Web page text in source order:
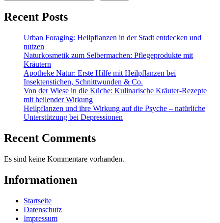
Recent Posts
Urban Foraging: Heilpflanzen in der Stadt entdecken und
nutzen
Naturkosmetik zum Selbermachen: Pflegeprodukte mit
Kräutern
Apotheke Natur: Erste Hilfe mit Heilpflanzen bei
Insektenstichen, Schnittwunden & Co.
Von der Wiese in die Küche: Kulinarische Kräuter-Rezepte
mit heilender Wirkung
Heilpflanzen und ihre Wirkung auf die Psyche – natürliche
Unterstützung bei Depressionen
Recent Comments
Es sind keine Kommentare vorhanden.
Informationen
Startseite
Datenschutz
Impressum